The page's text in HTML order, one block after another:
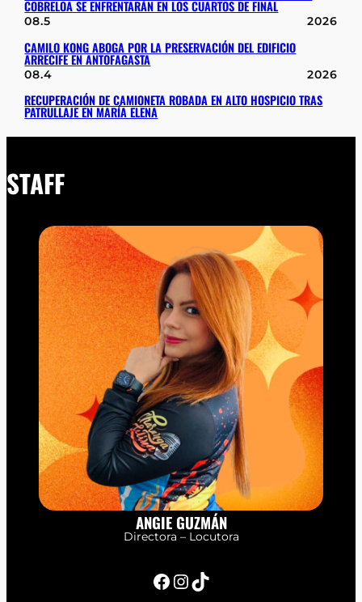
COBRELOA SE ENFRENTARÁN EN LOS CUARTOS DE FINAL
08.5 2026
CAMILO KONG ABOGA POR LA PRESERVACIÓN DEL EDIFICIO
ARRECIFE EN ANTOFAGASTA
08.4 2026
RECUPERACIÓN DE CAMIONETA ROBADA EN ALTO HOSPICIO TRAS
PATRULLAJE EN MARÍA ELENA
STAFF
ANGIE GUZMÁN
Directora – Locutora
Facebook InstagramTikTok